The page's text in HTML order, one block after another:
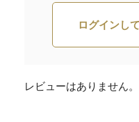
ログインし
レビューはありません。